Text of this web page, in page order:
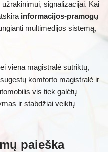
signalizacijai. Kai
informacijos-pramogų
multimedijos sistemą,
viena magistralė sutriktų,
komforto magistralė ir
vis tiek galėtų
ir stabdžiai veiktų
paieška